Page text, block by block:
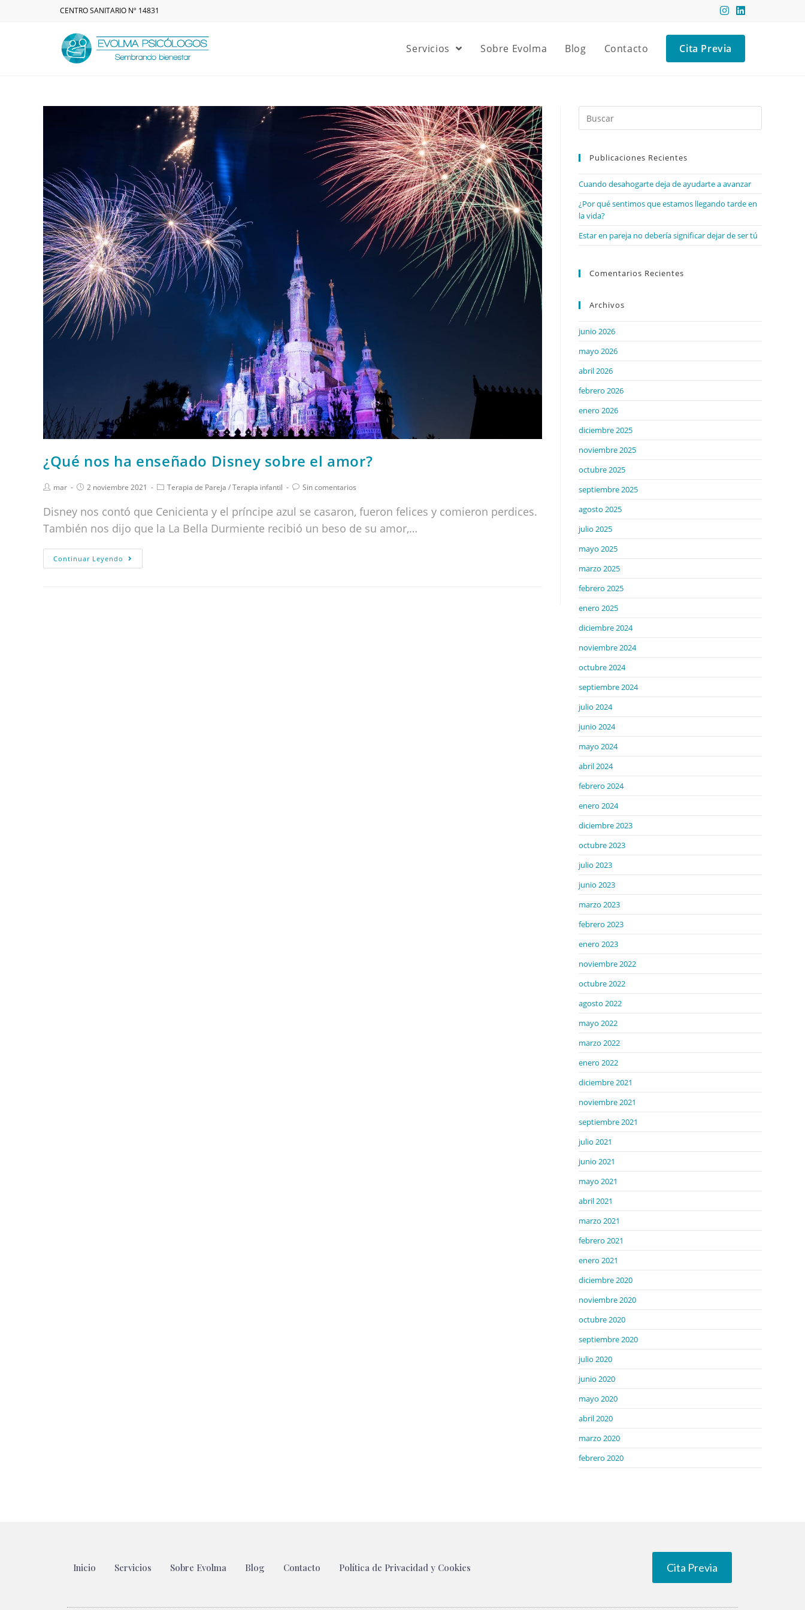
CENTRO SANITARIO Nº 14831
Servicios Sobre Evolma Blog Contacto Cita Previa
¿Qué nos ha enseñado Disney sobre el amor?
mar 2 noviembre 2021 Terapia de Pareja /Terapia infantil Sin comentarios
Disney nos contó que Cenicienta y el príncipe azul se casaron, fueron felices y comieron perdices.
También nos dijo que la La Bella Durmiente recibió un beso de su amor,…
Continuar Leyendo
Publicaciones Recientes
Cuando desahogarte deja de ayudarte a avanzar
¿Por qué sentimos que estamos llegando tarde en
la vida?
Estar en pareja no debería significar dejar de ser tú
Comentarios Recientes
Archivos
junio 2026
mayo 2026
abril 2026
febrero 2026
enero 2026
diciembre 2025
noviembre 2025
octubre 2025
septiembre 2025
agosto 2025
julio 2025
mayo 2025
marzo 2025
febrero 2025
enero 2025
diciembre 2024
noviembre 2024
octubre 2024
septiembre 2024
julio 2024
junio 2024
mayo 2024
abril 2024
febrero 2024
enero 2024
diciembre 2023
octubre 2023
julio 2023
junio 2023
marzo 2023
febrero 2023
enero 2023
noviembre 2022
octubre 2022
agosto 2022
mayo 2022
marzo 2022
enero 2022
diciembre 2021
noviembre 2021
septiembre 2021
julio 2021
junio 2021
mayo 2021
abril 2021
marzo 2021
febrero 2021
enero 2021
diciembre 2020
noviembre 2020
octubre 2020
septiembre 2020
julio 2020
junio 2020
mayo 2020
abril 2020
marzo 2020
febrero 2020
Inicio Servicios Sobre Evolma Blog Contacto Política de Privacidad y Cookies Cita Previa